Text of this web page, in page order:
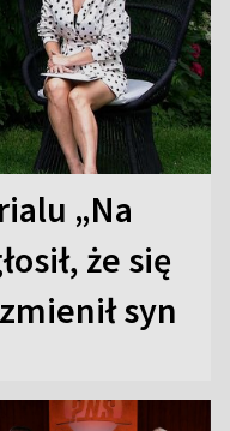
„Na
że się
syn